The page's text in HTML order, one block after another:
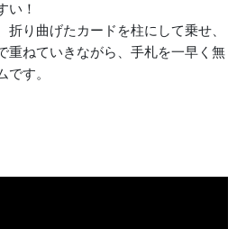
い！
折り曲げたカードを柱にして乗せ、
重ねていきながら、手札を一早く無
です。